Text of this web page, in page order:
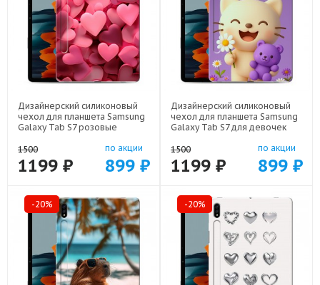
Дизайнерский силиконовый
чехол для планшета Samsung
Galaxy Tab S7 розовые
1500
1199 ₽
по акции
899 ₽
Дизайнерский силиконовый
чехол для планшета Samsung
Galaxy Tab S7 для девочек
1500
1199 ₽
по акции
899 ₽
-20% -20%